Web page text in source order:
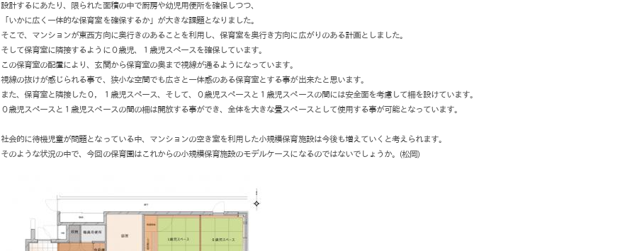
設計するにあたり、限られた面積の中で厨房や幼児用便所を確保しつつ、
「いかに広く一体的な保育室を確保するか」が大きな課題となりました。
そこで、マンションが東西方向に奥行きのあることを利用し、保育室を奥行き方向に広がりのある計画としました。
そして保育室に隣接するように０歳児、１歳児スペースを確保しています。
この保育室の配置により、玄関から保育室の奥まで視線が通るようになっています。
視線の抜けが感じられる事で、狭小な空間でも広さと一体感のある保育室とする事が出来たと思います。
また、保育室と隣接した０，１歳児スペース、そして、０歳児スペースと１歳児スペースの間には安全面を考慮して柵を設けています。
０歳児スペースと１歳児スペースの間の柵は開放する事ができ、全体を大きな畳スペースとして使用する事が可能となっています。
社会的に待機児童が問題となっている中、マンションの空き室を利用した小規模保育施設は今後も増えていくと考えられます。
そのような状況の中で、今回の保育園はこれからの小規模保育施設のモデルケースになるのではないでしょうか。(松岡)